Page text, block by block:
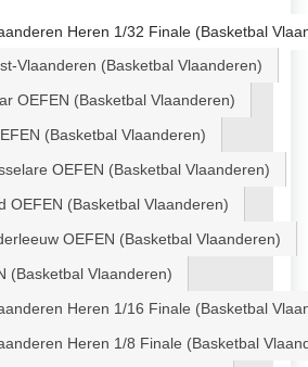
Heren 1/32 Finale (Basketbal
Vlaanderen (Basketbal Vlaanderen)
OEFEN (Basketbal Vlaanderen)
(Basketbal Vlaanderen)
OEFEN (Basketbal Vlaanderen)
OEFEN (Basketbal Vlaanderen)
OEFEN (Basketbal Vlaanderen)
(Basketbal Vlaanderen)
Heren 1/16 Finale (Basketbal
Heren 1/8 Finale (Basketbal